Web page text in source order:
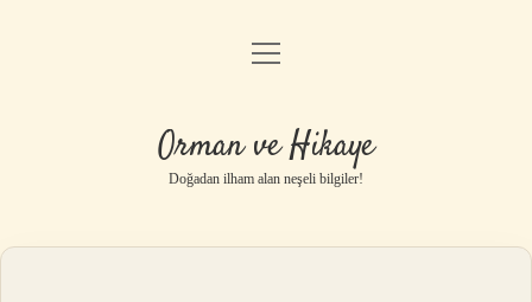
Anasayfa
Yasal Uyarı
menüyü
Orman ve Hikaye
Doğadan ilham alan neşeli bilgiler!